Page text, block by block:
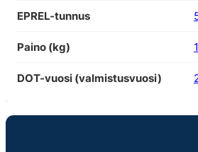
EPREL-tunnus
Paino (kg)
DOT-vuosi (valmistusvuosi)